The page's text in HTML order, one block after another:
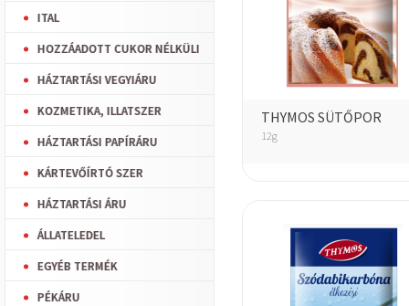
ITAL
HOZZÁADOTT CUKOR NÉLKÜLI
HÁZTARTÁSI VEGYIÁRU
KOZMETIKA, ILLATSZER
HÁZTARTÁSI PAPÍRÁRU
KÁRTEVŐÍRTÓ SZER
HÁZTARTÁSI ÁRU
ÁLLATELEDEL
EGYÉB TERMÉK
PÉKÁRU
THYMOS SÜTŐPOR
12g